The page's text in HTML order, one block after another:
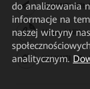
HUAWEI eKit
Huawei
HUAWEI eFly
do analizowania
informacje na
naszej witryny
analitycznym.